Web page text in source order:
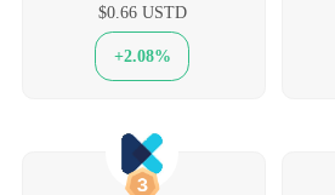
$0.66 USTD
+2.08%
3